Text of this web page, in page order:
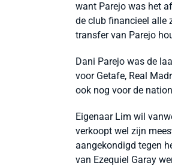
want Parejo was het
de club financieel alle
transfer van Parejo
Dani Parejo was de
voor Getafe, Real
ook nog voor de
Eigenaar Lim wil
verkoopt wel zijn
aangekondigd tegen
van Ezequiel Garay